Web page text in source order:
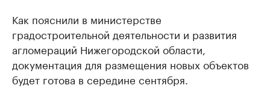
Как пояснили в министерстве
градостроительной деятельности и развития
агломераций Нижегородской области,
документация для размещения новых объектов
будет готова в середине сентября.